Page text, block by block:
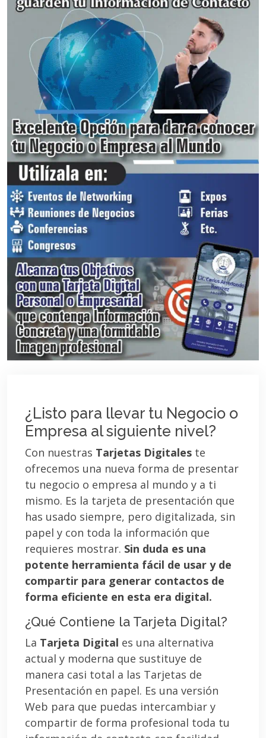
¿Listo para llevar tu Negocio o
Empresa al siguiente nivel?
Con nuestras Tarjetas Digitales te
ofrecemos una nueva forma de presentar
tu negocio o empresa al mundo y a ti
mismo. Es la tarjeta de presentación que
has usado siempre, pero digitalizada, sin
papel y con toda la información que
requieres mostrar. Sin duda es una
potente herramienta fácil de usar y de
compartir para generar contactos de
forma eficiente en esta era digital.
¿Qué Contiene la Tarjeta Digital?
La Tarjeta Digital es una alternativa
actual y moderna que sustituye de
manera casi total a las Tarjetas de
Presentación en papel. Es una versión
Web para que puedas intercambiar y
compartir de forma profesional toda tu